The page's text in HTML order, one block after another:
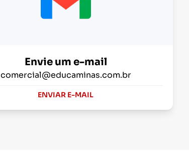
Envie um e-mail
comercial@educaminas.com.br
ENVIAR E-MAIL